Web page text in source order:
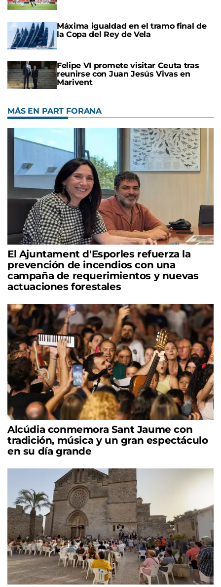
Máxima igualdad en el tramo final de
la Copa del Rey de Vela
Felipe VI promete visitar Ceuta tras
reunirse con Juan Jesús Vivas en
Marivent
MÁS EN PART FORANA
El Ajuntament d'Esporles refuerza la
prevención de incendios con una
campaña de requerimientos y nuevas
actuaciones forestales
Alcúdia conmemora Sant Jaume con
tradición, música y un gran espectáculo
en su día grande